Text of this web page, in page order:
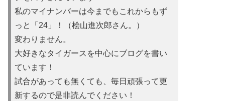
私のマイナンバーは今までもこれからもず
っと「24」！（桧山進次郎さん。）
変わりません。
大好きなタイガースを中心にブログを書い
ています！
試合があっても無くても、毎日頑張って更
新するので是非読んでください！